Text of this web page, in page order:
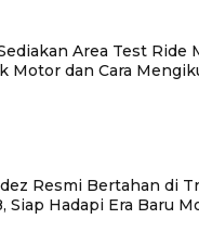
Area Test Ride
Motor dan Cara
Resmi Bertahan di
Siap Hadapi Era Baru